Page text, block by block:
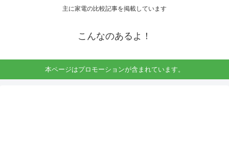
主に家電の比較記事を掲載しています
こんなのあるよ！
本ページはプロモーションが含まれています。